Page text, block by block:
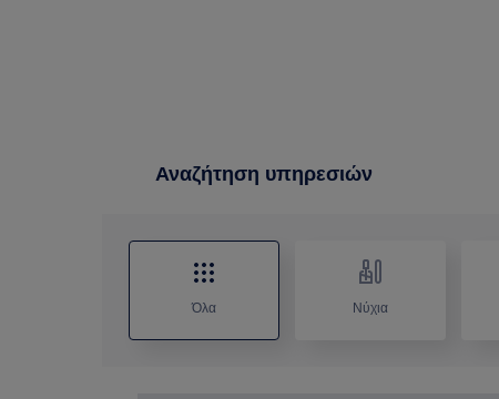
Αναζήτηση υπηρεσιών
Όλα Νύχια